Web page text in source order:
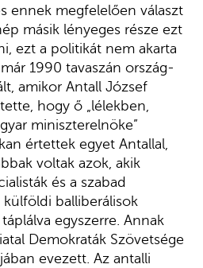
ennek megfelelően választ
másik lényeges része ezt
ezt a politikát nem akarta
1990 tavaszán ország-
amikor Antall József
hogy ő „lélekben,
miniszterelnöke”
értettek egyet Antallal,
voltak azok, akik
és a szabad
balliberálisok
egyszerre. Annak
Demokraták Szövetsége
evezett. Az antalli